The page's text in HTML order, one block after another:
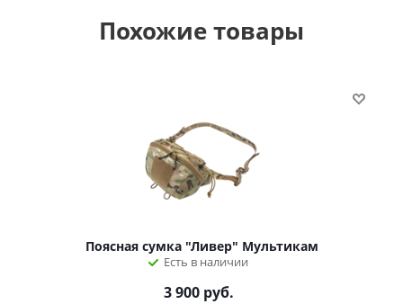
Похожие товары
Поясная сумка "Ливер" Мультикам
Есть в наличии
3 900 руб.